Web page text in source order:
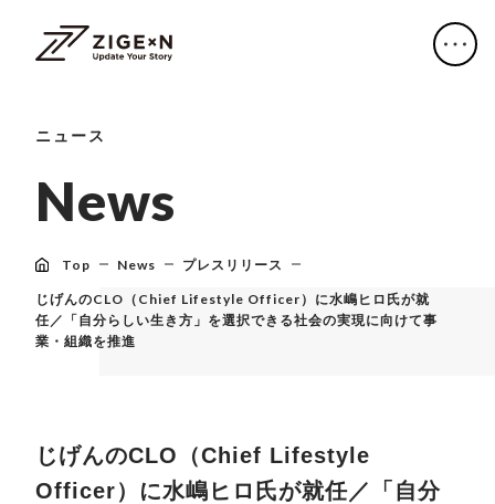
ニュース
News
Top News プレスリリース
じげんのCLO（Chief Lifestyle Officer）に水嶋ヒロ氏が就
任／「自分らしい生き方」を選択できる社会の実現に向けて事
業・組織を推進
じげんのCLO（Chief Lifestyle
Officer）に水嶋ヒロ氏が就任／「自分